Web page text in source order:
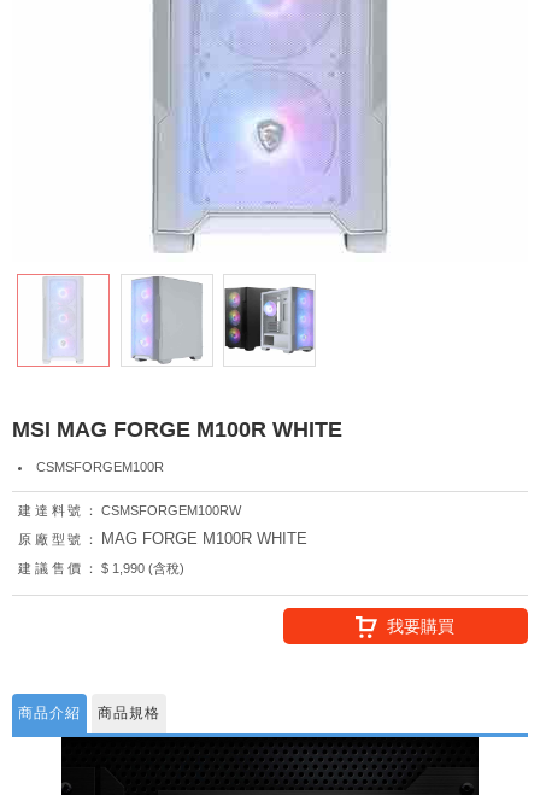
MSI MAG FORGE M100R WHITE
CSMSFORGEM100R
建達料號：
CSMSFORGEM100RW
原廠型號：
MAG FORGE M100R WHITE
建議售價： $ 1,990 (含稅)
我要購買
商品介紹 商品規格